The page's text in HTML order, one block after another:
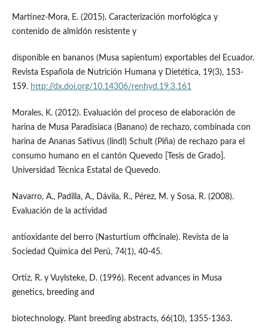
Martínez-Mora, E. (2015). Caracterización morfológica y
contenido de almidón resistente y
disponible en bananos (Musa sapientum) exportables del Ecuador.
Revista Española de Nutrición Humana y Dietética, 19(3), 153-
159. http://dx.doi.org/10.14306/renhyd.19.3.161
Morales, K. (2012). Evaluación del proceso de elaboración de
harina de Musa Paradisiaca (Banano) de rechazo, combinada con
harina de Ananas Sativus (lindl) Schult (Piña) de rechazo para el
consumo humano en el cantón Quevedo [Tesis de Grado].
Universidad Técnica Estatal de Quevedo.
Navarro, A., Padilla, A., Dávila, R., Pérez, M. y Sosa, R. (2008).
Evaluación de la actividad
antioxidante del berro (Nasturtium officinale). Revista de la
Sociedad Química del Perú, 74(1), 40-45.
Ortiz, R. y Vuylsteke, D. (1996). Recent advances in Musa
genetics, breeding and
biotechnology. Plant breeding abstracts, 66(10), 1355-1363.